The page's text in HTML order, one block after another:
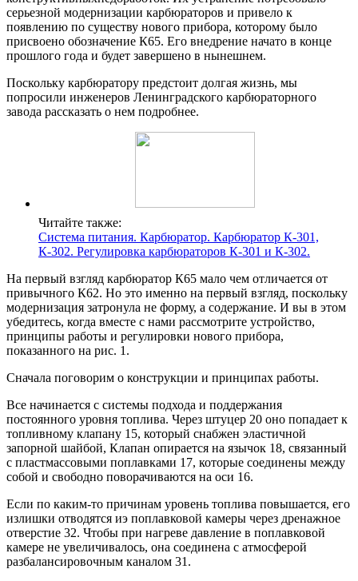
серьезной модернизации карбюраторов и привело к
появлению по существу нового прибора, которому было
присвоено обозначение К65. Его внедрение начато в конце
прошлого года и будет завершено в нынешнем.
Поскольку карбюратору предстоит долгая жизнь, мы
попросили инженеров Ленинградского карбюраторного
завода рассказать о нем подробнее.
Читайте также:
Система питания. Карбюратор. Карбюратор К-301,
К-302. Регулировка карбюраторов К-301 и К-302.
На первый взгляд карбюратор К65 мало чем отличается от
привычного К62. Но это именно на первый взгляд, поскольку
модернизация затронула не форму, а содержание. И вы в этом
убедитесь, когда вместе с нами рассмотрите устройство,
принципы работы и регулировки нового прибора,
показанного на рис. 1.
Сначала поговорим о конструкции и принципах работы.
Все начинается с системы подхода и поддержания
постоянного уровня топлива. Через штуцер 20 оно попадает к
топливному клапану 15, который снабжен эластичной
запорной шайбой, Клапан опирается на язычок 18, связанный
с пластмассовыми поплавками 17, которые соединены между
собой и свободно поворачиваются на оси 16.
Если по каким-то причинам уровень топлива повышается, его
излишки отводятся иэ поплавковой камеры через дренажное
отверстие 32. Чтобы при нагреве давление в поплавковой
камере не увеличивалось, она соединена с атмосферой
разбалансировочным каналом 31.